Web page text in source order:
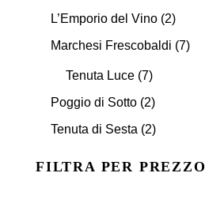
L’Emporio del Vino (2)
Marchesi Frescobaldi (7)
Tenuta Luce (7)
Poggio di Sotto (2)
Tenuta di Sesta (2)
FILTRA PER PREZZO